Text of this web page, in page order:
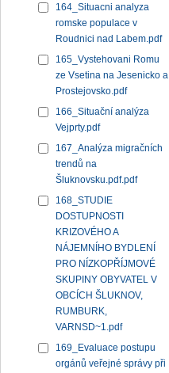
164_Situacni analyza
romske populace v
Roudnici nad Labem.pdf
165_Vystehovani Romu
ze Vsetina na Jesenicko a
Prostejovsko.pdf
166_Situační analýza
Vejprty.pdf
167_Analýza migračních
trendů na
Šluknovsku.pdf.pdf
168_STUDIE
DOSTUPNOSTI
KRIZOVÉHO A
NÁJEMNÍHO BYDLENÍ
PRO NÍZKOPŘÍJMOVÉ
SKUPINY OBYVATEL V
OBCÍCH ŠLUKNOV,
RUMBURK,
VARNSD~1.pdf
169_Evaluace postupu
orgánů veřejné správy při